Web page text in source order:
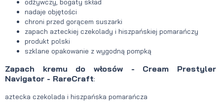
odżywczy, bogaty skład
nadaje objętości
chroni przed gorącem suszarki
zapach azteckiej czekolady i hiszpańskiej pomarańczy
produkt polski
szklane opakowanie z wygodną pompką
Zapach kremu do włosów - Cream Prestyler
Navigator - RareCraft:
aztecka czekolada i hiszpańska pomarańcza